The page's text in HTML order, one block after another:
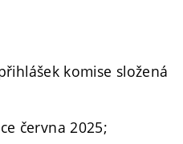
komise složená
června 2025;